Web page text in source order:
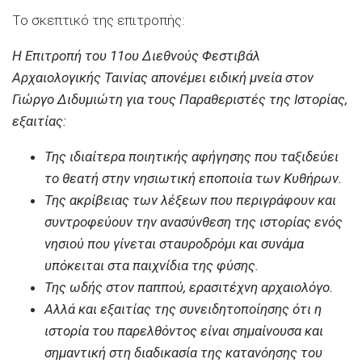
Το σκεπτικό της επιτροπής:
Η Επιτροπή του 11ου Διεθνούς Φεστιβάλ
Αρχαιολογικής Ταινίας απονέμει ειδική μνεία στον
Γιώργο Διδυμιώτη για τους Παραθεριστές της Ιστορίας,
εξαιτίας:
Της ιδιαίτερα ποιητικής αφήγησης που ταξιδεύει
το θεατή στην νησιωτική εποποιία των Κυθήρων.
Της ακρίβειας των λέξεων που περιγράφουν και
συντροφεύουν την ανασύνθεση της ιστορίας ενός
νησιού που γίνεται σταυροδρόμι και συνάμα
υπόκειται στα παιχνίδια της φύσης.
Της ωδής στον παππού, ερασιτέχνη αρχαιολόγο.
Αλλά και εξαιτίας της συνειδητοποίησης ότι η
ιστορία του παρελθόντος είναι σημαίνουσα και
σημαντική στη διαδικασία της κατανόησης του